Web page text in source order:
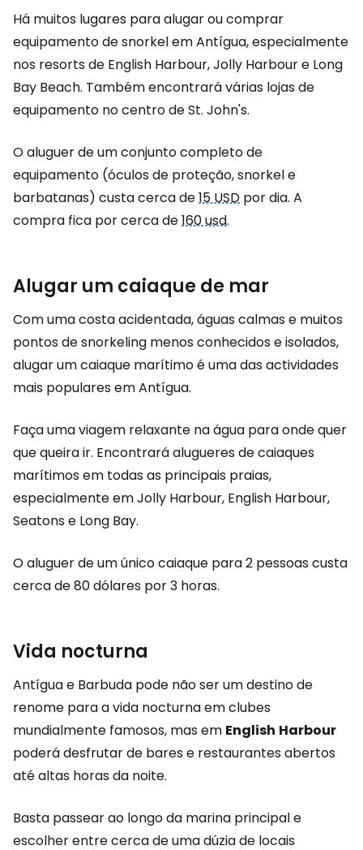
Há muitos lugares para alugar ou comprar
equipamento de snorkel em Antígua, especialmente
nos resorts de English Harbour, Jolly Harbour e Long
Bay Beach. Também encontrará várias lojas de
equipamento no centro de St. John's.
O aluguer de um conjunto completo de
equipamento (óculos de proteção, snorkel e
barbatanas) custa cerca de15 USD por dia. A
compra fica por cerca de160 usd.
Alugar um caiaque de mar
Com uma costa acidentada, águas calmas e muitos
pontos de snorkeling menos conhecidos e isolados,
alugar um caiaque marítimo é uma das actividades
mais populares em Antígua.
Faça uma viagem relaxante na água para onde quer
que queira ir. Encontrará alugueres de caiaques
marítimos em todas as principais praias,
especialmente em Jolly Harbour, English Harbour,
Seatons e Long Bay.
O aluguer de um único caiaque para 2 pessoas custa
cerca de 80 dólares por 3 horas.
Vida nocturna
Antígua e Barbuda pode não ser um destino de
renome para a vida nocturna em clubes
mundialmente famosos, mas em English Harbour
poderá desfrutar de bares e restaurantes abertos
até altas horas da noite.
Basta passear ao longo da marina principal e
escolher entre cerca de uma dúzia de locais